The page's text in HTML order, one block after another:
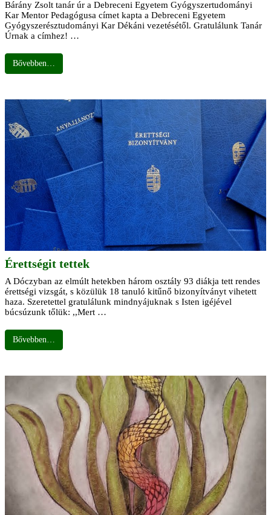
Bárány Zsolt tanár úr a Debreceni Egyetem Gyógyszertudományi
Kar Mentor Pedagógusa címet kapta a Debreceni Egyetem
Gyógyszerésztudományi Kar Dékáni vezetésétől. Gratulálunk Tanár
Úrnak a címhez! …
Bővebben…
Érettségit tettek
A Dóczyban az elmúlt hetekben három osztály 93 diákja tett rendes
érettségi vizsgát, s közülük 18 tanuló kitűnő bizonyítványt vihetett
haza. Szeretettel gratulálunk mindnyájuknak s Isten igéjével
búcsúzunk tőlük: ,,Mert …
Bővebben…